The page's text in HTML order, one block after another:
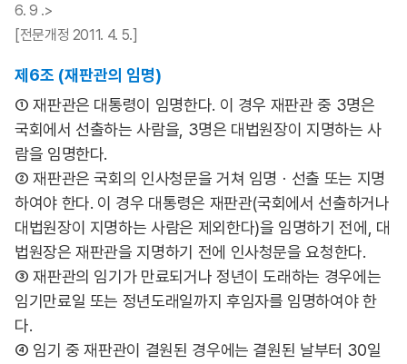
6. 9 .>
[전문개정 2011. 4. 5.]
제6조 (재판관의 임명)
① 재판관은 대통령이 임명한다. 이 경우 재판관 중 3명은
국회에서 선출하는 사람을, 3명은 대법원장이 지명하는 사
람을 임명한다.
② 재판관은 국회의 인사청문을 거쳐 임명ㆍ선출 또는 지명
하여야 한다. 이 경우 대통령은 재판관(국회에서 선출하거나
대법원장이 지명하는 사람은 제외한다)을 임명하기 전에, 대
법원장은 재판관을 지명하기 전에 인사청문을 요청한다.
③ 재판관의 임기가 만료되거나 정년이 도래하는 경우에는
임기만료일 또는 정년도래일까지 후임자를 임명하여야 한
다.
④ 임기 중 재판관이 결원된 경우에는 결원된 날부터 30일